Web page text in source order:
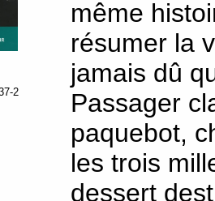
2
même
résumer la
jamais dû
Passager
paquebot,
les trois
dessert